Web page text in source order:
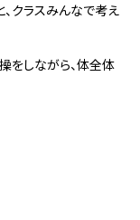
クラスみんなで考え
をしながら、体全体